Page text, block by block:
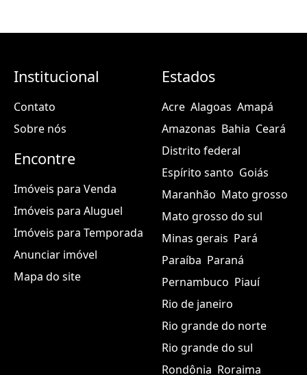
Institucional
Contato
Sobre nós
Encontre
Imóveis para Venda
Imóveis para Aluguel
Imóveis para Temporada
Anunciar imóvel
Mapa do site
Estados
Acre Alagoas Amapá
Amazonas Bahia Ceará
Distrito federal
Espírito santo Goiás
Maranhão Mato grosso
Mato grosso do sul
Minas gerais Pará
Paraíba Paraná
Pernambuco Piauí
Rio de janeiro
Rio grande do norte
Rio grande do sul
Rondônia Roraima